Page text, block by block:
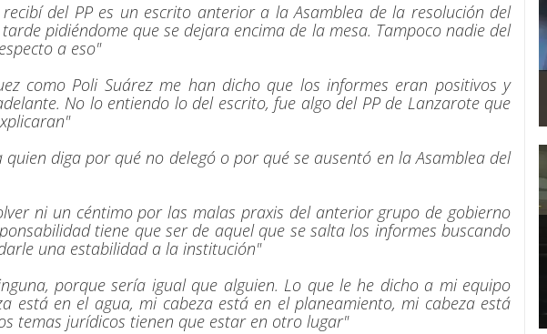
del PP es un escrito anterior a la Asamblea de la resolución del
pidiéndome que se dejara encima de la mesa. Tampoco nadie del
a eso"
como Poli Suárez me han dicho que los informes eran positivos y
No lo entiendo lo del escrito, fue algo del PP de Lanzarote que
quien diga por qué no delegó o por qué se ausentó en la Asamblea del
ni un céntimo por las malas praxis del anterior grupo de gobierno
tiene que ser de aquel que se salta los informes buscando
una estabilidad a la institución"
porque sería igual que alguien. Lo que le he dicho a mi equipo
está en el agua, mi cabeza está en el planeamiento, mi cabeza está
temas jurídicos tienen que estar en otro lugar"